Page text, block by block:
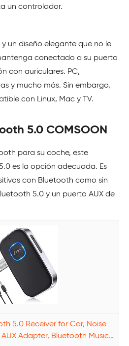
un controlador.
y un diseño elegante que no le
conectado a su puerto
con auriculares. PC,
y mucho más. Sin embargo,
con Linux, Mac y TV.
5.0 COMSOON
para su coche, este
es la opción adecuada. Es
con Bluetooth como sin
5.0 y un puerto AUX de
5.0 Receiver for Car, Noise
Adapter, Bluetooth Music…